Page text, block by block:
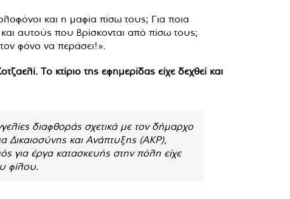
και η μαφία πίσω τους; Για ποια
αυτούς που βρίσκονται από πίσω τους;
φόνο να περάσει!».
Το κτίριο της εφημερίδας είχε δεχθεί και
διαφθοράς σχετικά με τον δήμαρχο
και Ανάπτυξης (AKP),
για έργα κατασκευής στην πόλη είχε
φίλου.